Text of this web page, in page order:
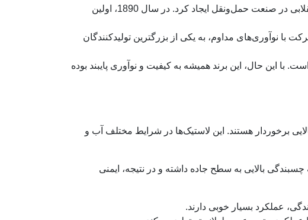
جان بوید دانلوپ در سال 1888، اولین تایر بادی دوچرخه را اختراع کرد و بدین ترتیب، انقلابی در صنعت حمل‌ونقل ایجاد کرد. در سال 1890، اولین
نوآوری‌های مداوم، به یکی از بزرگترین تولیدکنندگان
با این حال، این برند همیشه به کیفیت و نوآوری پایبند بوده
برخوردار هستند. این لاستیک‌ها در شرایط مختلف آب و
بالایی به سطح جاده داشته و در نتیجه، ایمنی
عملکرد بسیار خوبی دارند.